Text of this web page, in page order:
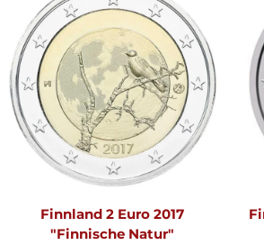
Finnland 2 Euro 2017
"Finnische Natur"